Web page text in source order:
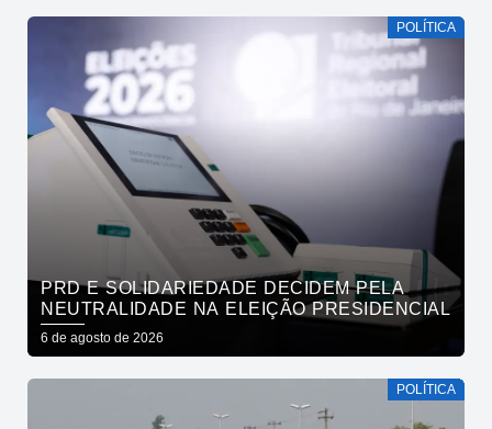
POLÍTICA
PRD E SOLIDARIEDADE DECIDEM PELA
NEUTRALIDADE NA ELEIÇÃO PRESIDENCIAL
6 de agosto de 2026
POLÍTICA